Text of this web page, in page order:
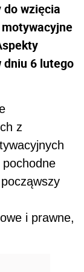
wzięcia
dniu 6 lutego
z
i prawne,